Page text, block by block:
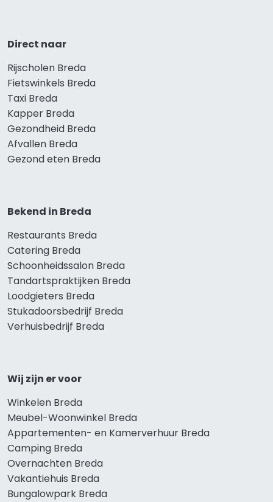
Direct naar
Rijscholen Breda
Fietswinkels Breda
Taxi Breda
Kapper Breda
Gezondheid Breda
Afvallen Breda
Gezond eten Breda
Bekend in Breda
Restaurants Breda
Catering Breda
Schoonheidssalon Breda
Tandartspraktijken Breda
Loodgieters Breda
Stukadoorsbedrijf Breda
Verhuisbedrijf Breda
Wij zijn er voor
Winkelen Breda
Meubel-Woonwinkel Breda
Appartementen- en Kamerverhuur Breda
Camping Breda
Overnachten Breda
Vakantiehuis Breda
Bungalowpark Breda